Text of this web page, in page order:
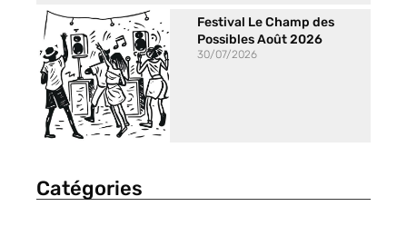
Festival Le Champ des
Possibles Août 2026
30/07/2026
Catégories